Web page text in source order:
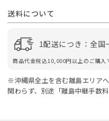
送料について
1配送につき：全国
商品代金税込10,000円以上のご購入
※沖縄県全土を含む離島エリア
関わらず、別途「離島中継手数料